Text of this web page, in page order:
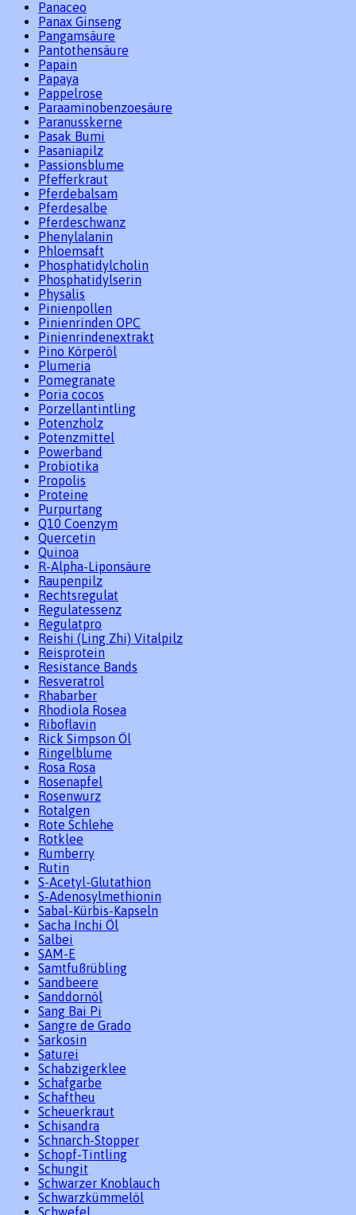
Panaceo
Panax Ginseng
Pangamsäure
Pantothensäure
Papain
Papaya
Pappelrose
Paraaminobenzoesäure
Paranusskerne
Pasak Bumi
Pasaniapilz
Passionsblume
Pfefferkraut
Pferdebalsam
Pferdesalbe
Pferdeschwanz
Phenylalanin
Phloemsaft
Phosphatidylcholin
Phosphatidylserin
Physalis
Pinienpollen
Pinienrinden OPC
Pinienrindenextrakt
Pino Körperöl
Plumeria
Pomegranate
Poria cocos
Porzellantintling
Potenzholz
Potenzmittel
Powerband
Probiotika
Propolis
Proteine
Purpurtang
Q10 Coenzym
Quercetin
Quinoa
R-Alpha-Liponsäure
Raupenpilz
Rechtsregulat
Regulatessenz
Regulatpro
Reishi (Ling Zhi) Vitalpilz
Reisprotein
Resistance Bands
Resveratrol
Rhabarber
Rhodiola Rosea
Riboflavin
Rick Simpson Öl
Ringelblume
Rosa Rosa
Rosenapfel
Rosenwurz
Rotalgen
Rote Schlehe
Rotklee
Rumberry
Rutin
S-Acetyl-Glutathion
S-Adenosylmethionin
Sabal-Kürbis-Kapseln
Sacha Inchi Öl
Salbei
SAM-E
Samtfußrübling
Sandbeere
Sanddornöl
Sang Bai Pi
Sangre de Grado
Sarkosin
Saturei
Schabzigerklee
Schafgarbe
Schaftheu
Scheuerkraut
Schisandra
Schnarch-Stopper
Schopf-Tintling
Schungit
Schwarzer Knoblauch
Schwarzkümmelöl
Schwefel